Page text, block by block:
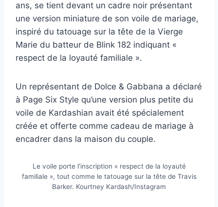
ans, se tient devant un cadre noir présentant
une version miniature de son voile de mariage,
inspiré du tatouage sur la tête de la Vierge
Marie du batteur de Blink 182 indiquant «
respect de la loyauté familiale ».
Un représentant de Dolce & Gabbana a déclaré
à Page Six Style qu’une version plus petite du
voile de Kardashian avait été spécialement
créée et offerte comme cadeau de mariage à
encadrer dans la maison du couple.
Le voile porte l’inscription « respect de la loyauté
familiale », tout comme le tatouage sur la tête de Travis
Barker. Kourtney Kardash/Instagram